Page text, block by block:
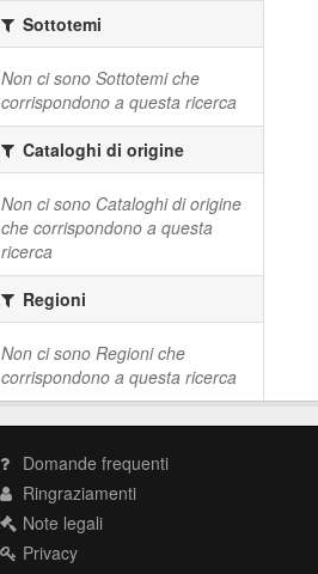
Sottotemi
Non ci sono Sottotemi che
corrispondono a questa ricerca
Cataloghi di origine
Non ci sono Cataloghi di origine
che corrispondono a questa
ricerca
Regioni
Non ci sono Regioni che
corrispondono a questa ricerca
Domande frequenti
Ringraziamenti
Note legali
Privacy